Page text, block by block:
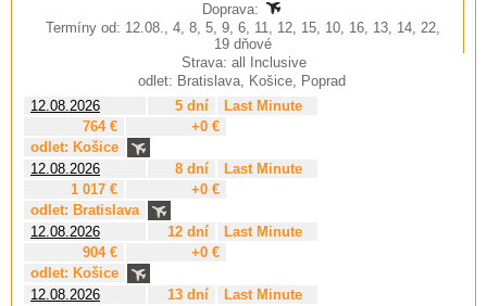
Doprava:
Termíny od: 12.08., 4, 8, 5, 9, 6, 11, 12, 15, 10, 16, 13, 14, 22,
19 dňové
Strava: all Inclusive
odlet: Bratislava, Košice, Poprad
12.08.2026
5 dní
Last Minute
764 €
+0 €
odlet: Košice
12.08.2026
8 dní
Last Minute
1 017 €
+0 €
odlet: Bratislava
12.08.2026
12 dní
Last Minute
904 €
+0 €
odlet: Košice
12.08.2026
13 dní
Last Minute